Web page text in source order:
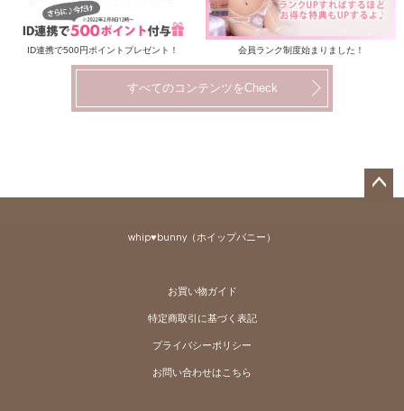
ID連携で500円ポイントプレゼント！ 会員ランク制度始まりました！
すべてのコンテンツをCheck
whip♥bunny（ホイップバニー）
お買い物ガイド
特定商取引に基づく表記
プライバシーポリシー
お問い合わせはこちら